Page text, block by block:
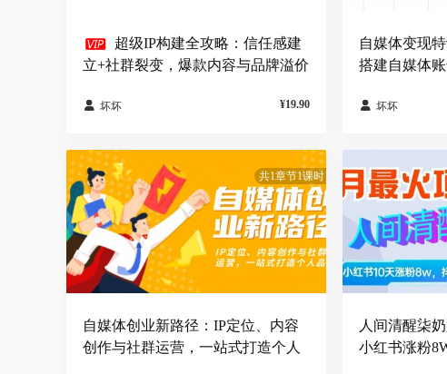
 超级IP构建全攻略：信任感建
立+社群裂变，爆款内容与品牌溢价
 坏坏 ¥19.90
自媒体变现
搭建自媒体
 坏坏
共1章节1课时
自媒体创业新路径：IP定位、内容
创作与社群运营，一站式打造个人
人间清醒柒
小红书涨粉